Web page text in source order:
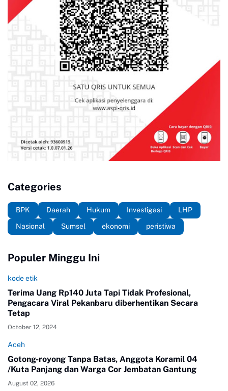
Categories
BPK Daerah Hukum Investigasi
LHP
Nasional
Sumsel ekonomi peristiwa
Populer Minggu Ini
kode etik
Terima Uang Rp140 Juta Tapi Tidak Profesional,
Pengacara Viral Pekanbaru diberhentikan Secara
Tetap
October 12, 2024
Aceh
Gotong-royong Tanpa Batas, Anggota Koramil 04
/Kuta Panjang dan Warga Cor Jembatan Gantung
August 02, 2026